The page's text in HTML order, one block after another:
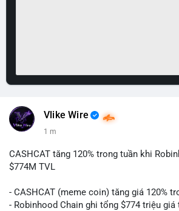
Vlike Wire
1 m
CASHCAT tăng 120% trong tuần khi
$774M TVL
- CASHCAT (meme coin) tăng giá 120%
- Robinhood Chain ghi tổng $774 triệu